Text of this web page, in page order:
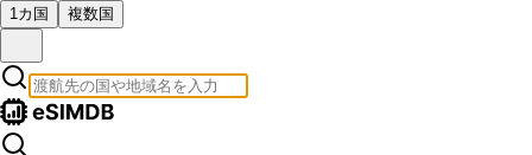
1カ国 複数国